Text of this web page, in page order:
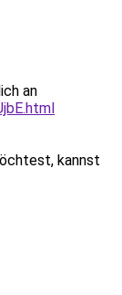
an
kannst